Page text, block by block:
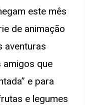
este mês
de animação
aventuras
amigos que
e para
e legumes